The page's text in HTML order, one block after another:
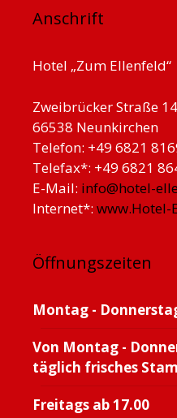
Anschrift
Hotel „Zum Ellenfeld“
Zweibrücker Straße 14
66538 Neunkirchen
Telefon: +49 6821
Telefax*: +49 6821
E-Mail: info@hotel-
Internet*: www.Hotel-
Öffnungszeiten
Montag -
Von Montag -
täglich frisches
Freitags ab 17.00